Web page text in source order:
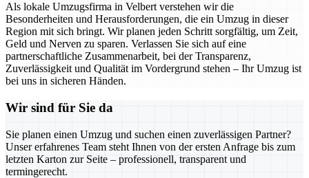
Als lokale Umzugsfirma in Velbert verstehen wir die
Besonderheiten und Herausforderungen, die ein Umzug in dieser
Region mit sich bringt. Wir planen jeden Schritt sorgfältig, um Zeit,
Geld und Nerven zu sparen. Verlassen Sie sich auf eine
partnerschaftliche Zusammenarbeit, bei der Transparenz,
Zuverlässigkeit und Qualität im Vordergrund stehen – Ihr Umzug ist
bei uns in sicheren Händen.
Wir sind für Sie da
Sie planen einen Umzug und suchen einen zuverlässigen Partner?
Unser erfahrenes Team steht Ihnen von der ersten Anfrage bis zum
letzten Karton zur Seite – professionell, transparent und
termingerecht.